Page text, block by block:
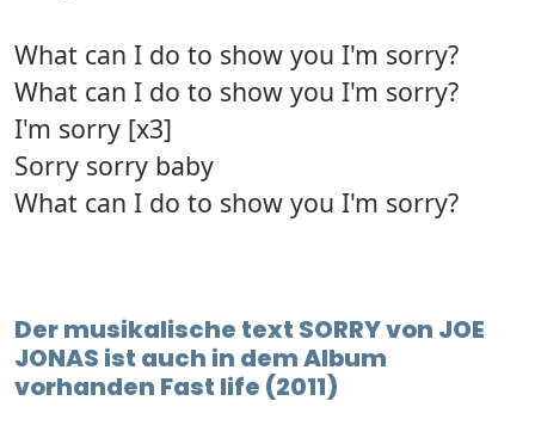
What can I do to show you I'm sorry?
What can I do to show you I'm sorry?
I'm sorry [x3]
Sorry sorry baby
What can I do to show you I'm sorry?
Der musikalische text SORRY von JOE
JONAS ist auch in dem Album
vorhanden Fast life (2011)